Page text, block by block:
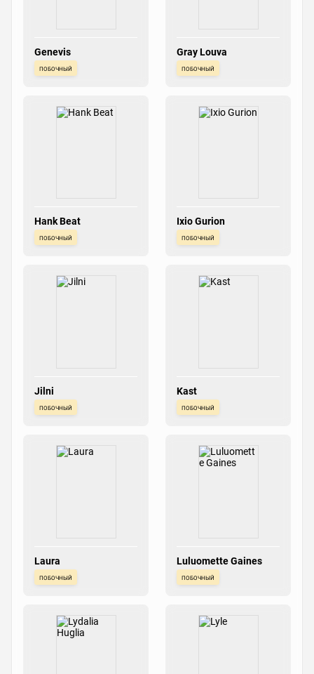
Genevis
побочный
Gray Louva
побочный
Hank Beat
побочный
Ixio Gurion
побочный
Jilni
побочный
Kast
побочный
Laura
побочный
Luluomette Gaines
побочный